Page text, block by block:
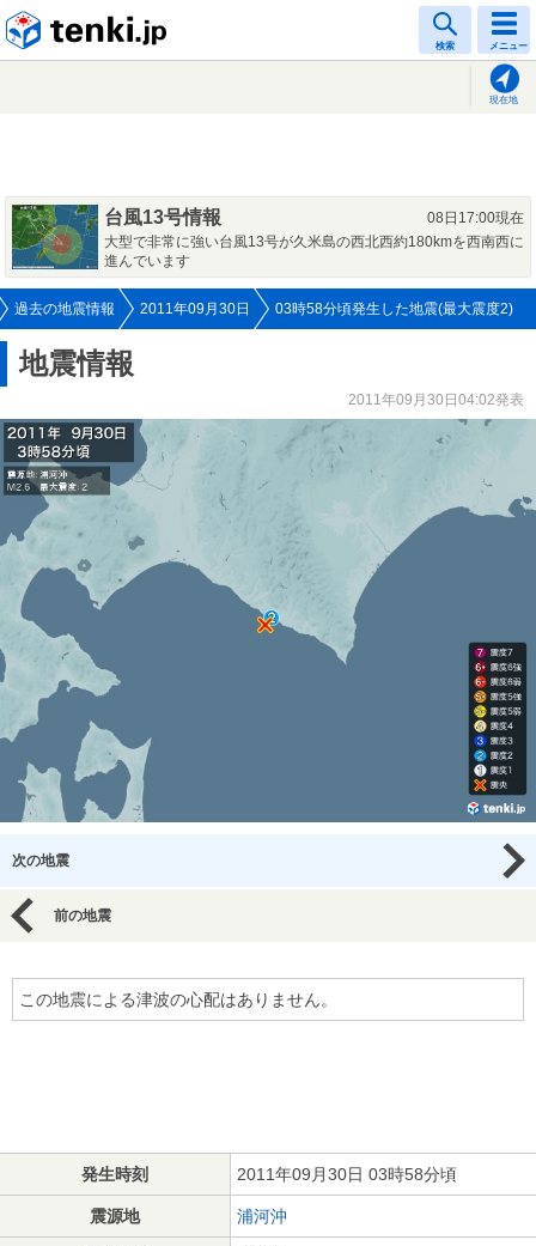
検索 メニュー
現在地
台風13号情報
08日17:00現在
大型で非常に強い台風13号が久米島の西北西約180kmを西南西に
進んでいます
過去の地震情報 2011年09月30日 03時58分頃発生した地震(最大震度2)
地震情報
2011年09月30日04:02発表
次の地震
前の地震
この地震による津波の心配はありません。
発生時刻 2011年09月30日 03時58分頃
震源地 浦河沖